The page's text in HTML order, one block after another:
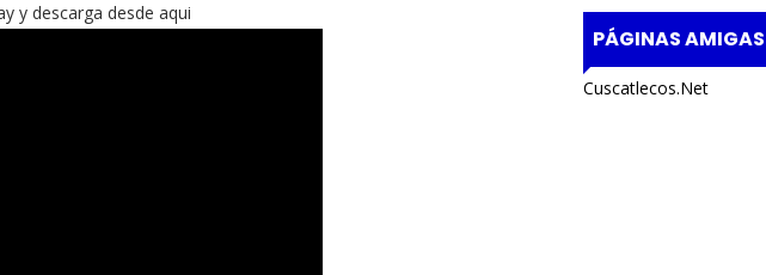
y descarga desde aqui
PÁGINAS AMIGAS
Cuscatlecos.Net